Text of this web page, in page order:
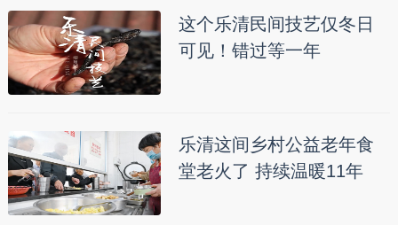
这个乐清民间技艺仅冬日
可见！错过等一年
乐清这间乡村公益老年食
堂老火了 持续温暖11年